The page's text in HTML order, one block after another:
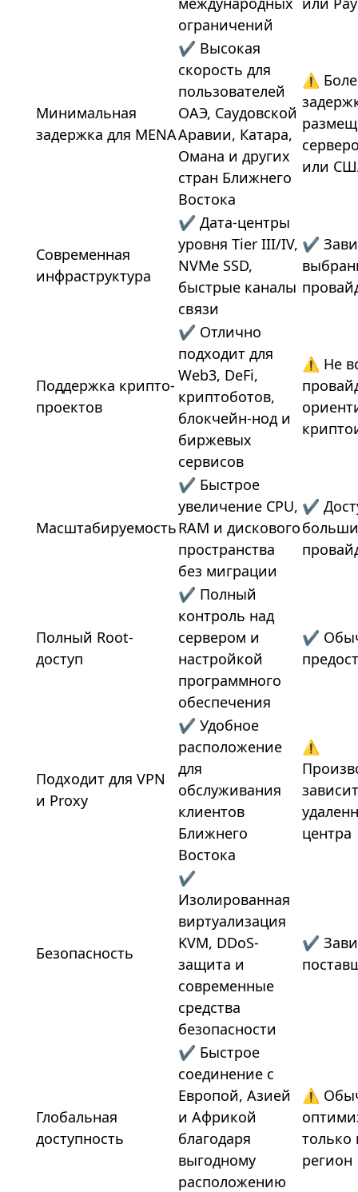
ограничений
Минимальная
задержка для MENA
✔ Высокая
скорость для
пользователей
ОАЭ, Саудовской
Аравии, Катара,
Омана и других
стран Ближнего
Востока
⚠
или
Современная
инфраструктура
✔ Дата-центры
уровня Tier III/IV,
NVMe SSD,
быстрые каналы
связи
✔
Поддержка крипто-
проектов
✔ Отлично
подходит для
Web3, DeFi,
криптоботов,
блокчейн-нод и
биржевых
сервисов
⚠ Не
Масштабируемость
✔ Быстрое
увеличение CPU,
RAM и дискового
пространства
без миграции
✔
Полный Root-
доступ
✔ Полный
контроль над
сервером и
настройкой
программного
обеспечения
✔
Подходит для VPN
и Proxy
✔ Удобное
расположение
для
обслуживания
клиентов
Ближнего
Востока
⚠
центра
Безопасность
✔
Изолированная
виртуализация
KVM, DDoS-
защита и
современные
средства
безопасности
✔
Глобальная
доступность
✔ Быстрое
соединение с
Европой, Азией
и Африкой
благодаря
выгодному
расположению
⚠
только
регион